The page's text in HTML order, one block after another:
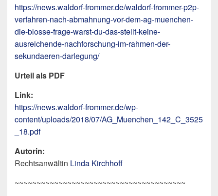
https://news.waldorf-frommer.de/waldorf-frommer-p2p-
verfahren-nach-abmahnung-vor-dem-ag-muenchen-
die-blosse-frage-warst-du-das-stellt-keine-
ausreichende-nachforschung-im-rahmen-der-
sekundaeren-darlegung/
Urteil als PDF
Link:
https://news.waldorf-frommer.de/wp-
content/uploads/2018/07/AG_Muenchen_142_C_3525
_18.pdf
Autorin:
Rechtsanwältin Linda Kirchhoff
~~~~~~~~~~~~~~~~~~~~~~~~~~~~~~~~~~~~~~~